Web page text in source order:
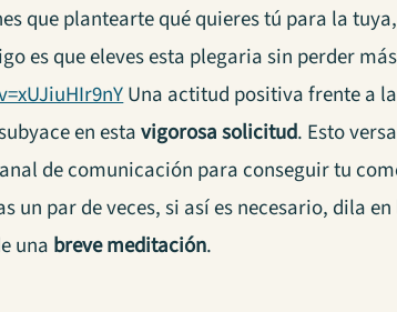
que plantearte qué quieres tú para la
es que eleves esta plegaria sin perder
Una actitud positiva frente a
en estavigorosa solicitud. Esto
de comunicación para conseguir tu
par de veces, si así es necesario, dila
una breve meditación.